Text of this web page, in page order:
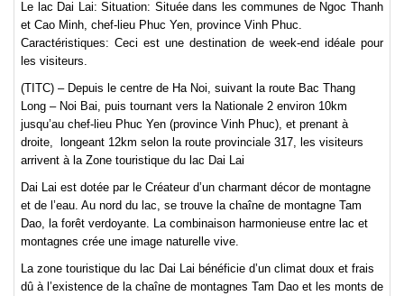
Le lac Dai Lai: Situation: Située dans les communes de Ngoc Thanh
et Cao Minh, chef-lieu Phuc Yen, province Vinh Phuc.
Caractéristiques: Ceci est une destination de week-end idéale pour
les visiteurs.
(TITC) – Depuis le centre de Ha Noi, suivant la route Bac Thang
Long – Noi Bai, puis tournant vers la Nationale 2 environ 10km
jusqu’au chef-lieu Phuc Yen (province Vinh Phuc), et prenant à
droite, longeant 12km selon la route provinciale 317, les visiteurs
arrivent à la Zone touristique du lac Dai Lai
Dai Lai est dotée par le Créateur d’un charmant décor de montagne
et de l’eau. Au nord du lac, se trouve la chaîne de montagne Tam
Dao, la forêt verdoyante. La combinaison harmonieuse entre lac et
montagnes crée une image naturelle vive.
La zone touristique du lac Dai Lai bénéficie d’un climat doux et frais
dû à l’existence de la chaîne de montagnes Tam Dao et les monts de